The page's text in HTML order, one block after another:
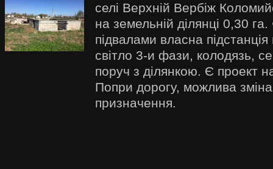
селі Верхній Вербіж
на земельній ділянці 0,30
підвалами власна
світло 3-и фази, колодязь,
поруч з ділянкою. Є проект
Попри дорогу, можлива зміна
призначення.